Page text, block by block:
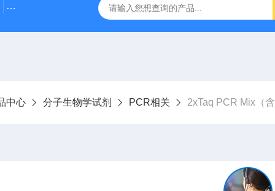
500bp DNA Marker DNA Assembly Mix Plus无缝克隆
中心 分子生物学试剂 PCR相关 2xTaq PCR Mix（